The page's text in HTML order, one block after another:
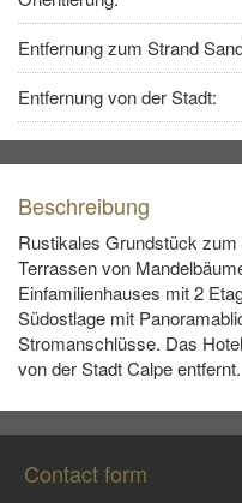
Entfernung zum Strand
Entfernung von der Stadt:
Beschreibung
Rustikales Grundstück
Terrassen von
Einfamilienhauses mit 2
Südostlage mit
Stromanschlüsse. Das
von der Stadt Calpe entfernt.
Contact form